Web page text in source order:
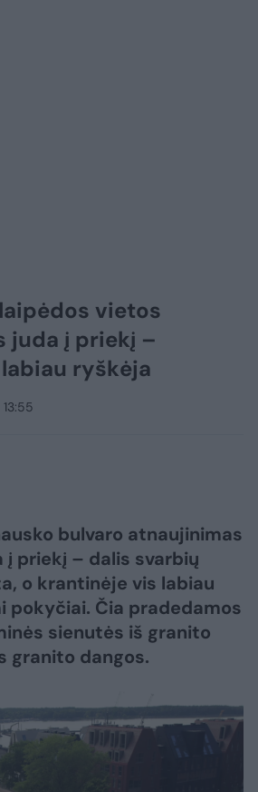
vietos
juda į priekį –
ryškėja
bulvaro atnaujinimas
į priekį – dalis svarbių
o krantinėje vis labiau
pokyčiai. Čia pradedamos
sienutės iš granito
granito dangos.